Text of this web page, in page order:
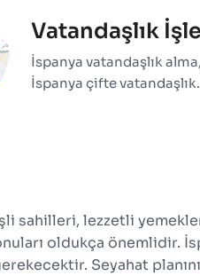
Vatandaşlık
İspanya vatandaşlık
İspanya çifte vatandaşlık.
sahilleri, lezzetli
oldukça önemlidir.
Seyahat